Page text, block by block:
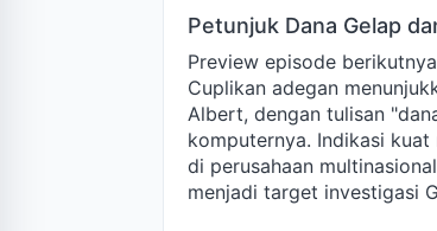
Petunjuk Dana Gelap
Preview episode
Cuplikan adegan
Albert, dengan tulisan
komputernya. Indikasi
di perusahaan
menjadi target investigasi